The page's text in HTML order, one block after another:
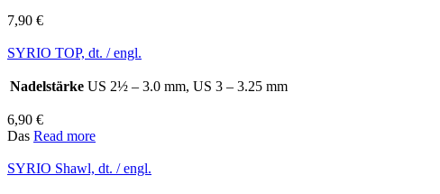
7,90 €
SYRIO TOP, dt. / engl.
Nadelstärke US 2½ – 3.0 mm, US 3 – 3.25 mm
6,90 €
Das Read more
SYRIO Shawl, dt. / engl.